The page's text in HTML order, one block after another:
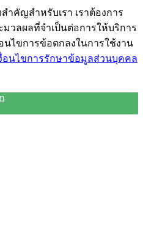
คัญสำหรับเรา เราต้องการ
วลผลที่จำเป็นต่อการให้บริการ
ไขการข้อตกลงในการใช้งาน
อนไขการรักษาข้อมูลส่วนบุคคล